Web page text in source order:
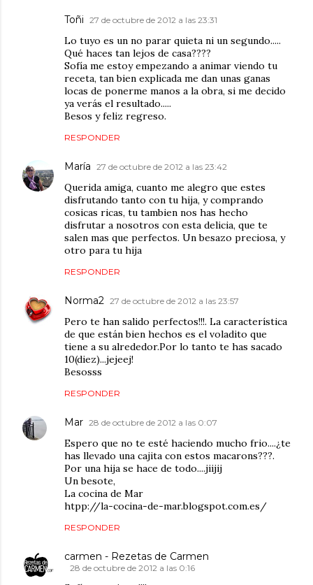
Toñi 27 de octubre de 2012 a las 23:31
Lo tuyo es un no parar quieta ni un segundo.....
Qué haces tan lejos de casa????
Sofía me estoy empezando a animar viendo tu
receta, tan bien explicada me dan unas ganas
locas de ponerme manos a la obra, si me decido
ya verás el resultado.....
Besos y feliz regreso.
RESPONDER
María 27 de octubre de 2012 a las 23:42
Querida amiga, cuanto me alegro que estes
disfrutando tanto con tu hija, y comprando
cosicas ricas, tu tambien nos has hecho
disfrutar a nosotros con esta delicia, que te
salen mas que perfectos. Un besazo preciosa, y
otro para tu hija
RESPONDER
Norma2 27 de octubre de 2012 a las 23:57
Pero te han salido perfectos!!!. La característica
de que están bien hechos es el voladito que
tiene a su alrededor.Por lo tanto te has sacado
10(diez)...jejeej!
Besosss
RESPONDER
Mar 28 de octubre de 2012 a las 0:07
Espero que no te esté haciendo mucho frio....¿te
has llevado una cajita con estos macarons???.
Por una hija se hace de todo....jiijij
Un besote,
La cocina de Mar
htpp://la-cocina-de-mar.blogspot.com.es/
RESPONDER
carmen - Rezetas de Carmen
28 de octubre de 2012 a las 0:16